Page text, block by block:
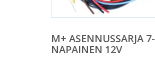
M+ ASENNUSSARJA 7-
NAPAINEN 12V